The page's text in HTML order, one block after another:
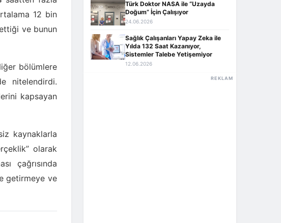
12 bin
ve bunun
bölümlere
nitelendirdi.
kapsayan
kaynaklarla
olarak
çağrısında
getirmeye ve
Türk Doktor NASA ile “Uzayda
Doğum” İçin Çalışıyor
24.06.2026
Sağlık Çalışanları Yapay Zeka ile
Yılda 132 Saat Kazanıyor,
Sistemler Talebe Yetişemiyor
12.06.2026
REKLAM